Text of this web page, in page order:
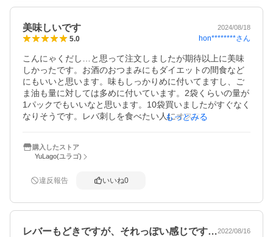
美味しいです 2024/08/18
5.0 hon********さん
こんにゃくだし…と思って注文しましたが期待以上に美味
しかったです。お酒のおつまみにもダイエットの間食など
にもいいと思います。味もしっかりめに付いてますし、ご
ま油も量に対しては多めに付いています。2袋くらいの量が
1パックでもいいなと思います。10袋買いましたがすぐなく
なりそうです。レバ刺しを食べたい人にオススメできる商
もっとみる
購入したストア
YuLago(ユラゴ)
違反報告 いいね0
レバーもどきですが、それっぽい感じです…2022/08/16